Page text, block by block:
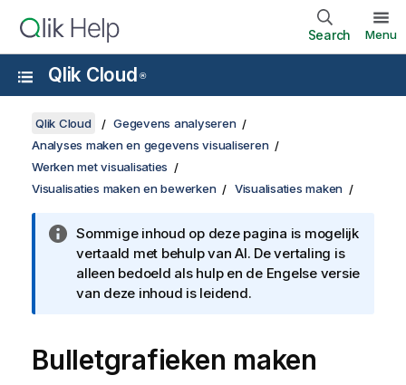
Search Menu
Qlik Cloud ®
Qlik Cloud
Gegevens analyseren
Analyses maken en gegevens visualiseren
Werken met visualisaties
Visualisaties maken en bewerken
Visualisaties maken
Sommige inhoud op deze pagina is mogelijk
vertaald met behulp van AI. De vertaling is
alleen bedoeld als hulp en de Engelse versie
van deze inhoud is leidend.
Bulletgrafieken maken